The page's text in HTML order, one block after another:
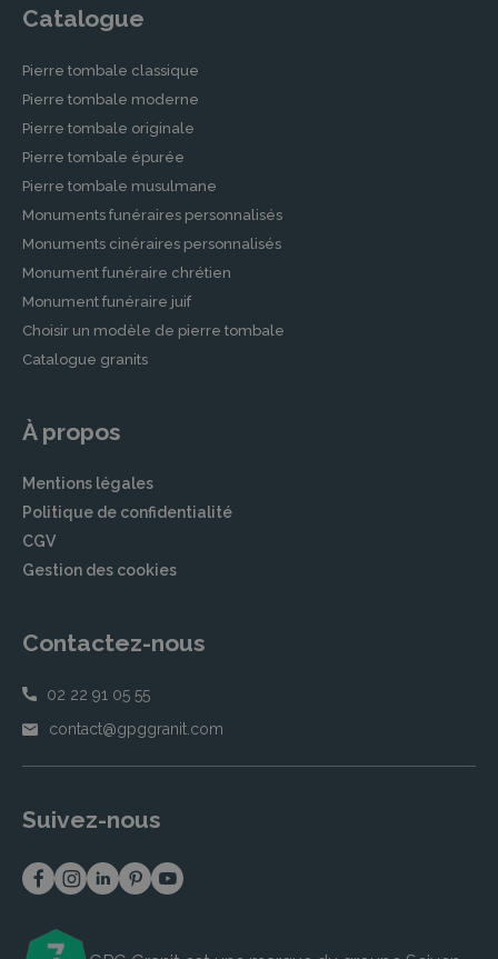
Catalogue
Pierre tombale classique
Pierre tombale moderne
Pierre tombale originale
Pierre tombale épurée
Pierre tombale musulmane
Monuments funéraires personnalisés
Monuments cinéraires personnalisés
Monument funéraire chrétien
Monument funéraire juif
Choisir un modèle de pierre tombale
Catalogue granits
À propos
Mentions légales
Politique de confidentialité
CGV
Gestion des cookies
Contactez-nous
02 22 91 05 55
contact@gpggranit.com
Suivez-nous